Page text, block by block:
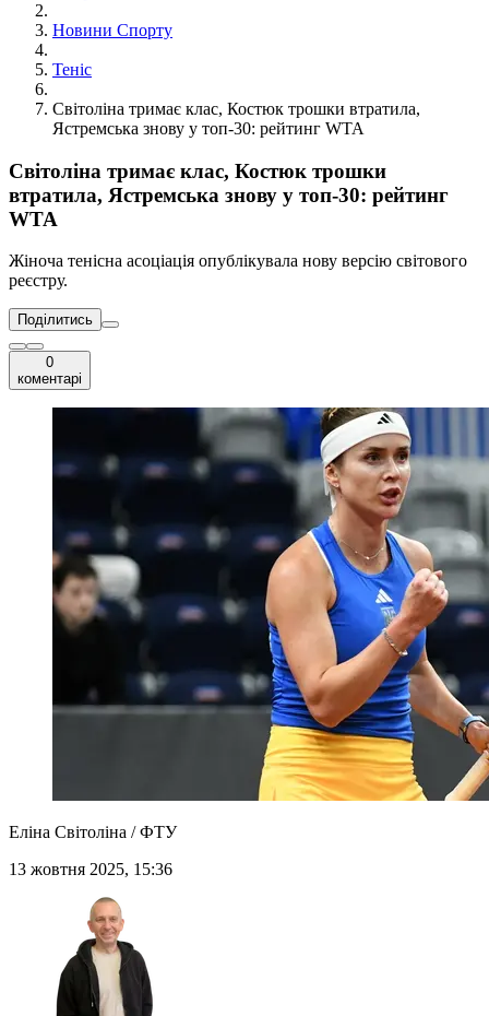
Новини Спорту
Теніс
Світоліна тримає клас, Костюк трошки втратила,
Ястремська знову у топ-30: рейтинг WTA
Світоліна тримає клас, Костюк трошки
втратила, Ястремська знову у топ-30: рейтинг
WTA
Жіноча тенісна асоціація опублікувала нову версію світового
реєстру.
Поділитись
0
коментарі
Еліна Світоліна / ФТУ
13 жовтня 2025, 15:36